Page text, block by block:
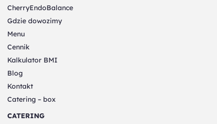
CherryEndoBalance
Gdzie dowozimy
Menu
Cennik
Kalkulator BMI
Blog
Kontakt
Catering – box
CATERING